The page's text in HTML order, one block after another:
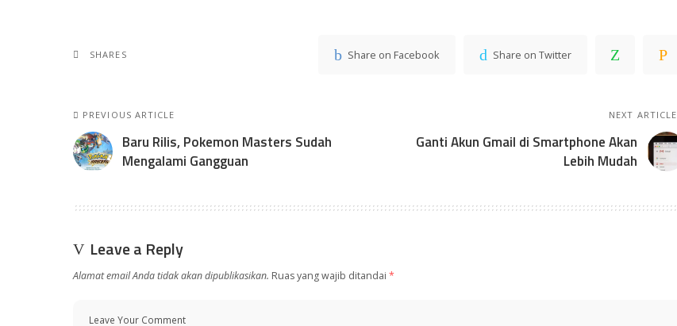
SHARES Share on Facebook Share on Twitter
PREVIOUS ARTICLE
Baru Rilis, Pokemon Masters Sudah
Mengalami Gangguan
NEXT ARTICLE
Ganti Akun Gmail di Smartphone Akan
Lebih Mudah
Leave a Reply
Alamat email Anda tidak akan dipublikasikan. Ruas yang wajib ditandai *